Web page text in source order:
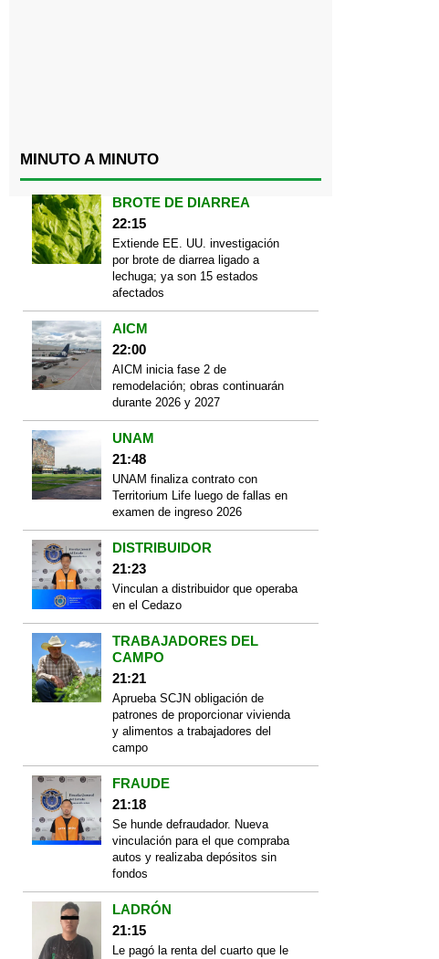
MINUTO A MINUTO
BROTE DE DIARREA
22:15
Extiende EE. UU. investigación
por brote de diarrea ligado a
lechuga; ya son 15 estados
afectados
AICM
22:00
AICM inicia fase 2 de
remodelación; obras continuarán
durante 2026 y 2027
UNAM
21:48
UNAM finaliza contrato con
Territorium Life luego de fallas en
examen de ingreso 2026
DISTRIBUIDOR
21:23
Vinculan a distribuidor que operaba
en el Cedazo
TRABAJADORES DEL
CAMPO
21:21
Aprueba SCJN obligación de
patrones de proporcionar vivienda
y alimentos a trabajadores del
campo
FRAUDE
21:18
Se hunde defraudador. Nueva
vinculación para el que compraba
autos y realizaba depósitos sin
fondos
LADRÓN
21:15
Le pagó la renta del cuarto que le